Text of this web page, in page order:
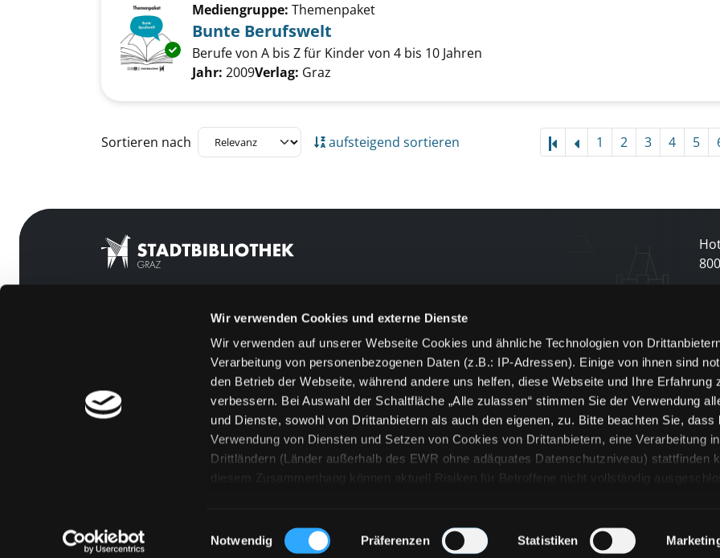
Wir verwenden Cookies und externe Dienste
Wir verwenden auf unserer Webseite Cookies und ähnliche Technologien von
Verarbeitung von personenbezogenen Daten (z.B.: IP-Adressen). Einige von ihnen sind
den Betrieb der Webseite, während andere uns helfen, diese Webseite und Ihre Erfahrung
verbessern. Bei Auswahl der Schaltfläche „Alle zulassen“ stimmen Sie der Verwendung
und Dienste, sowohl von Drittanbietern als auch den eigenen, zu. Bitte beachten Sie, dass
Verwendung von Diensten und Setzen von Cookies von Drittanbietern, eine Verarbeitung
Drittländern (Länder außerhalb des EWR ohne adäquates Datenschutzniveau) stattfinden
diesem Zusammenhang können aktuell Risiken für Betroffene nicht vollständig
„Details zeigen“ finden Sie Erklärungen zu den verschiedenen Kategorien von Cookies
Technologien. Selbstverständlich können Sie über unsere „Cookie-Einstellungen“ unter
Einwilligungsauswahl
Notwendig Präferenzen Statistiken
Exemplar-Details von Bunte Berufswelt anzeigen
Mediengruppe: Themenpaket
Bunte Berufswelt
Berufe von A bis Z für Kinder von 4 bis 10 Jahren
Suche nach diesem Verfasser
Jahr: 2009Verlag: Graz
Zu den Suchfiltern springen
Sortieren nach aufsteigend sortieren 1 2 3 4 5
800
[kju:b]
Feedback
Kontakt
Über uns
Jobs
Medienwunsch
FAQs